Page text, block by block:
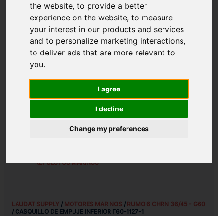
the website,to provide a better
experience on the website,to measure
your interest in our products and services
and to personalize marketing interactions,
to deliver ads that are more relevant to
you.
I agree
I decline
Change my preferences
RUMO
6 CHRN 36/45 - G60
CATEGORIA DE COJINETE PRINCIPAL
CASQUILLO DE EMPUJE INFERIOR
NÚMERO DE PIEZA: Г60-1127-1
18 KG
REPUESTOS MARINOS
LAUDAT SUPPLY/ MOTORES MARINOS / RUMO 6 CHRN 36/45 - G60
/ CASQUILLO DE EMPUJE INFERIOR Г60-1127-1